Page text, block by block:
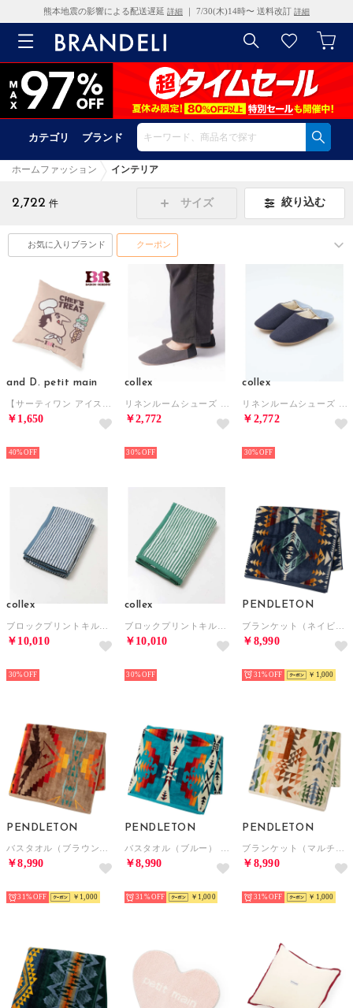
熊本地震の影響による配送遅延 詳細 ｜ 7/30(木)14時〜 送料改訂 詳細
カテゴリ ブランド
ホームファッション インテリア
2,722 件 サイズ 絞り込む
お気に入りブランド クーポン
and D. petit main
￥1,650
40%
collex
￥2,772
30%
collex
￥2,772
30%
collex
￥10,010
30%
collex
￥10,010
30%
PENDLETON
￥8,990
31% ￥1,000
PENDLETON
￥8,990
31% ￥1,000
PENDLETON
￥8,990
31% ￥1,000
PENDLETON
￥8,990
31% ￥1,000